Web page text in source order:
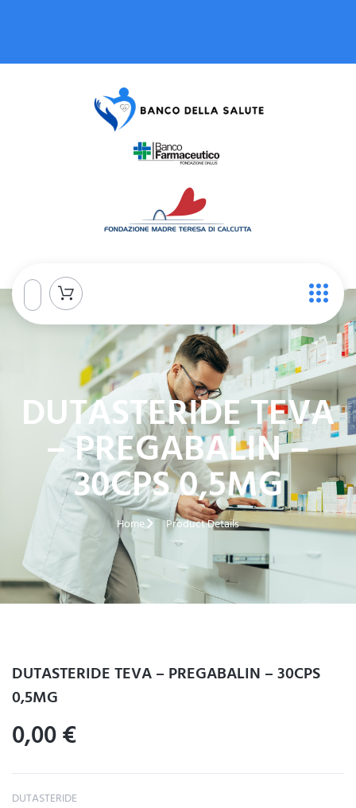
DUTASTERIDE TEVA
– PREGABALIN –
30CPS 0,5MG
Home Product Details
DUTASTERIDE TEVA – PREGABALIN – 30CPS
0,5MG
0,00€
DUTASTERIDE